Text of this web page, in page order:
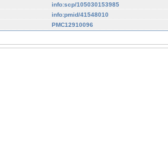
info:scp/105030153985
info:pmid/41548010
PMC12910096